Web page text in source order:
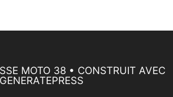
MOTO 38 • CONSTRUIT AVEC
GENERATEPRESS